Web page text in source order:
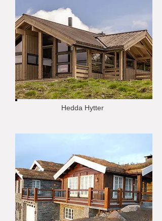
Hedda Hytter